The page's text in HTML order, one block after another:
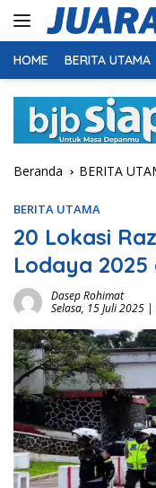
HOME BERITA UTAMA
Beranda BERITA
BERITA UTAMA
20 Lokasi
Lodaya
Dasep Rohimat
Selasa, 15 Juli 2025 |